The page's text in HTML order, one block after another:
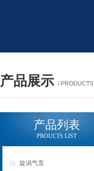
产品展示 / PRODUCTS
产品列表
PROUCTS LIST
旋涡气泵